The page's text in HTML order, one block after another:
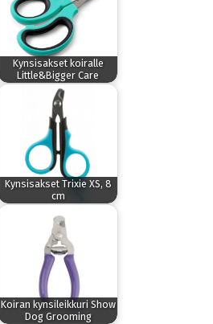
Kynsisakset koiralle
Little&Bigger Care
Kynsisakset Trixie XS, 8
cm
Koiran kynsileikkuri Show
Dog Grooming